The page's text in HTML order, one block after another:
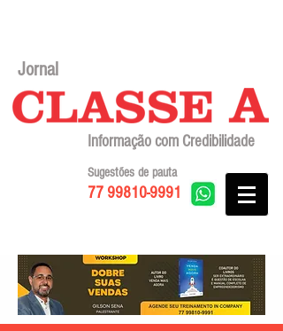
Jornal
Informação com Credibilidade
77 99810-9991
Sugestões de pauta